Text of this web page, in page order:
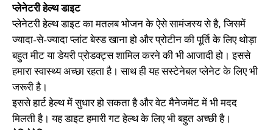
प्लेनेटरी हेल्थ डाइट
प्लेनेटरी हेल्थ डाइट का मतलब भोजन के ऐसे सामंजस्य से है, जिसमें
ज्यादा-से-ज्यादा प्लांट बेस्ड खाना हो और प्रोटीन की पूर्ति के लिए थोड़ा
बहुत मीट या डेयरी प्रोडक्ट्स शामिल करने की भी आजादी हो। इससे
हमारा स्वास्थ्य अच्छा रहता है। साथ ही यह सस्टेनेबल प्लेनेट के लिए भी
जरूरी है।
इससे हार्ट हेल्थ में सुधार हो सकता है और वेट मैनेजमेंट में भी मदद
मिलती है। यह डाइट हमारी गट हेल्थ के लिए भी बहुत अच्छी है।